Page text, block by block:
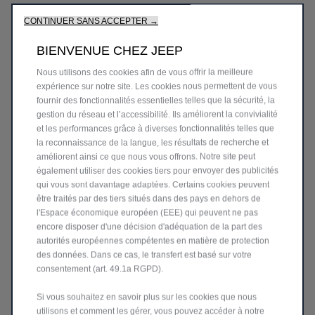
NOUVEAU AVENGER 4xe
HYBRID
La nouvelle Jeep® Avenger 4xe Hybrid est le SUV qui allie confort
légendaires et son design audacieux, il redéfinit le sens même de
l'aventure.
CONTINUER SANS ACCEPTER →
BIENVENUE CHEZ JEEP
Nous utilisons des cookies afin de vous offrir la meilleure
expérience sur notre site. Les cookies nous permettent de vous
fournir des fonctionnalités essentielles telles que la sécurité, la
gestion du réseau et l’accessibilité. Ils améliorent la convivialité
et les performances grâce à diverses fonctionnalités telles que
la reconnaissance de la langue, les résultats de recherche et
améliorent ainsi ce que nous vous offrons. Notre site peut
également utiliser des cookies tiers pour envoyer des publicités
qui vous sont davantage adaptées. Certains cookies peuvent
être traités par des tiers situés dans des pays en dehors de
l'Espace économique européen (EEE) qui peuvent ne pas
encore disposer d'une décision d'adéquation de la part des
autorités européennes compétentes en matière de protection
des données. Dans ce cas, le transfert est basé sur votre
consentement (art. 49.1a RGPD).
Si vous souhaitez en savoir plus sur les cookies que nous
utilisons et comment les gérer, vous pouvez accéder à notre